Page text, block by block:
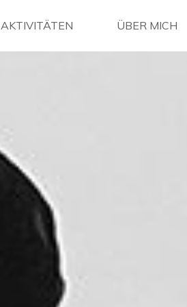
AKTIVITÄTEN ÜBER MICH